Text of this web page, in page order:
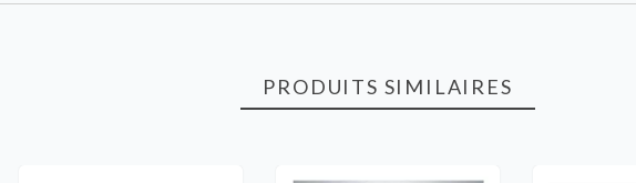
PRODUITS SIMILAIRES